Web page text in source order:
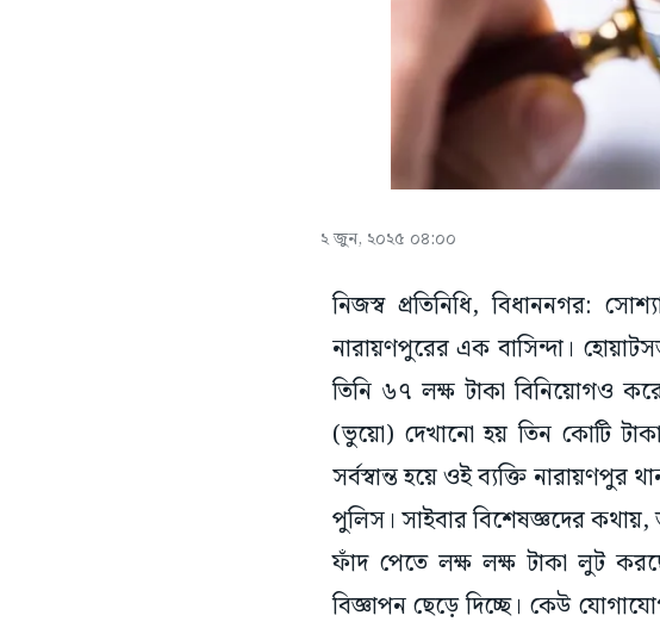
২ জুন, ২০২৫ ০৪:০০
নিজস্ব প্রতিনিধি, বিধাননগর:
নারায়ণপুরের এক বাসিন্দা।
তিনি ৬৭ লক্ষ টাকা বিনিয়োগও
(ভুয়ো) দেখানো হয় তিন কোটি
সর্বস্বান্ত হয়ে ওই ব্যক্তি
পুলিস। সাইবার বিশেষজ্ঞদের
ফাঁদ পেতে লক্ষ লক্ষ টাকা লুট
বিজ্ঞাপন ছেড়ে দিচ্ছে। কেউ